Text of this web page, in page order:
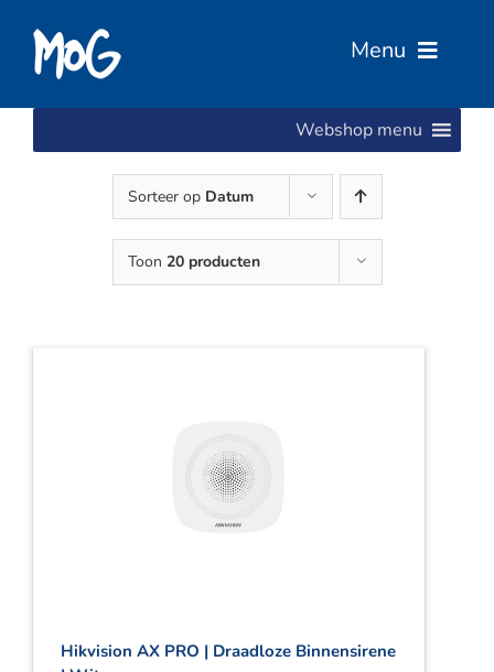
inhoud
Menu
Services
Winkelwagen
Webshop menu
Sorteer op Datum
Toon 20 producten
Hikvision AX PRO | Draadloze Binnensirene